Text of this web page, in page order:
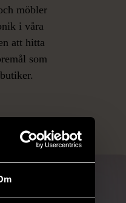
möbler
i våra
att hitta
som